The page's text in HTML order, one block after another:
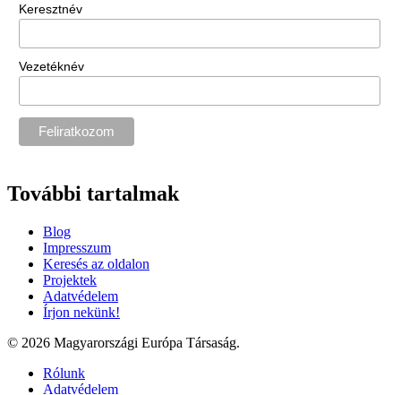
Keresztnév
Vezetéknév
További tartalmak
Blog
Impresszum
Keresés az oldalon
Projektek
Adatvédelem
Írjon nekünk!
© 2026 Magyarországi Európa Társaság.
Rólunk
Adatvédelem